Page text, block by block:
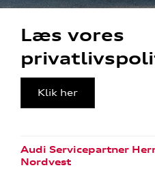
Læs vores
Klik her
Audi Servicepartner
Nordvest